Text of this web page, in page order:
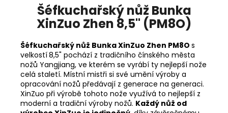
Šéfkuchařský nůž Bunka
XinZuo Zhen 8,5" (PM8O)
Šéfkuchařský nůž Bunka XinZuo Zhen PM8Os
velkostí8,5" pochází z tradičního čínského města
nožůYangjiang, ve kterém se vyrábí ty nejlepší nože
celá staletí. Místní mistři si své umění výroby a
opracování nožů předávají z generace na generaci.
XinZuo při výrobě tohoto nože využívá to nejlepší z